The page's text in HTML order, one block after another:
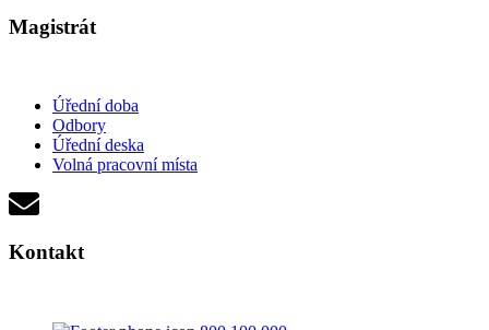
Magistrát
Úřední doba
Odbory
Úřední deska
Volná pracovní místa
Kontakt